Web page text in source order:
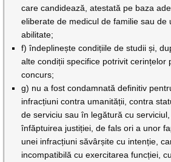
care candidează, atestată pe baza
eliberate de medicul de familie sau de
abilitate;
f) îndeplinește condițiile de studii și,
alte condiții specifice potrivit cerințelor
concurs;
g) nu a fost condamnată definitiv
infracțiuni contra umanității, contra
de serviciu sau în legătură cu
înfăptuirea justiției, de fals ori a unor
unei infracțiuni săvârșite cu intenție,
incompatibilă cu exercitarea funcției,